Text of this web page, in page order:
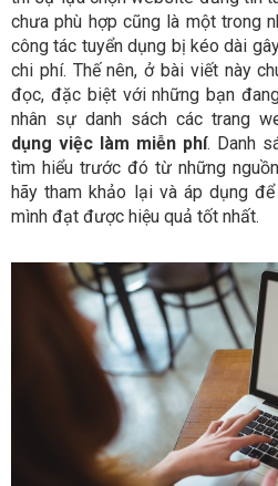
chưa phù hợp cũng là một trong
công tác tuyển dụng bị kéo dài
chi phí. Thế nên, ở bài viết này
đọc, đặc biệt với những bạn
nhân sự danh sách các trang
dụng việc làm miễn phí. Danh
tìm hiểu trước đó từ những
hãy tham khảo lại và áp dụng
mình đạt được hiệu quả tốt nhất.